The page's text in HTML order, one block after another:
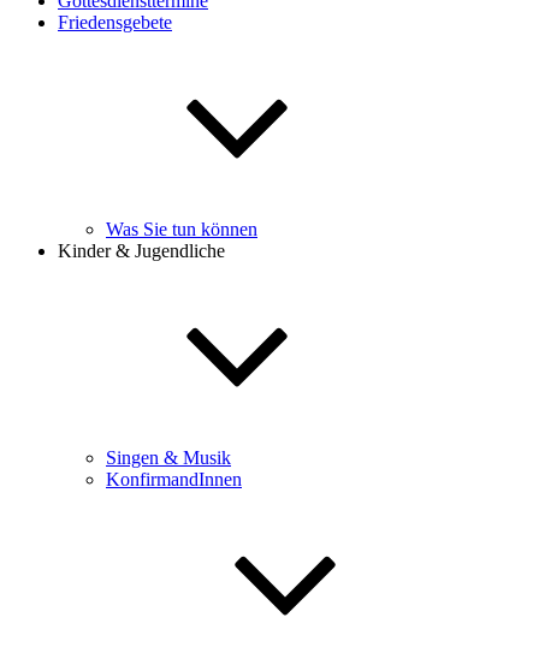
Friedensgebete
Was Sie tun können
Kinder & Jugendliche
Singen & Musik
KonfirmandInnen